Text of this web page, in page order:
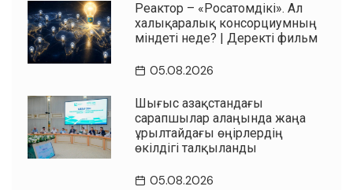
Реактор – «Росатомдікі». Ал
халықаралық консорциумның
міндеті неде? | Деректі фильм
05.08.2026
Шығыс Қазақстандағы
сарапшылар алаңында жаңа
Құрылтайдағы өңірлердің
өкілдігі талқыланды
05.08.2026